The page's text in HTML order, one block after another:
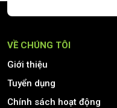
VỀ CHÚNG TÔI
Giới thiệu
Tuyển dụng
Chính sách hoạt động